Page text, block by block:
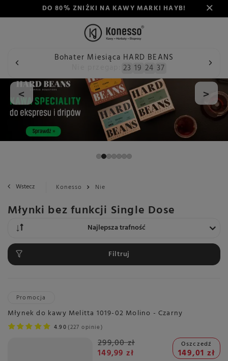
DO 80% ZNIŻKI NA KAWY MARKI HAYB!
Bohater Miesiąca HARD BEANS
23 19 24 36
< >
Wstecz Konesso Nie
Młynki bez funkcji Single Dose
Zmień sortowanie
Najlepsza trafność
Filtruj
Promocja
Młynek do kawy Melitta 1019-02 Molino - Czarny
4.90 227 opinie
299,00 zł
149,99 zł
Oszczedź
149,01 zł